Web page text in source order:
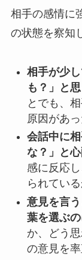
相手の感情に
の状態を察知
相手が少
も？」と
とでも、
原因があ
会話中に
な？」と
感に反応
られてい
意見を言
葉を選ぶ
か、どう
の意見を